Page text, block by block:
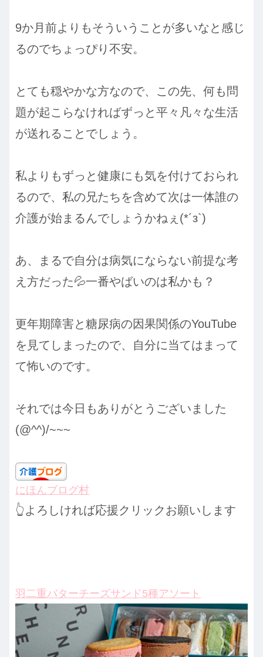
9か月前よりもそういうことが多いなと感じ
るのでちょっぴり不安。
とても穏やかな方なので、この先、何も問
題が起こらなければずっと平々凡々な生活
が送れることでしょう。
私よりもずっと健康にも気を付けておられ
るので、私の兄たちを含めて次は一体誰の
介護が始まるんでしょうかねぇ(*´з`)
あ、まるで自分は病気にならない前提な考
え方だった💦一番やばいのは私かも？
更年期障害と糖尿病の因果関係のYouTube
を見てしまったので、自分に当てはまって
て怖いのです。
それでは今日もありがとうございました
(@^^)/~~~
にほんブログ村
👆よろしければ応援クリックお願いします
羽二重バターチーズサンド5種アソート